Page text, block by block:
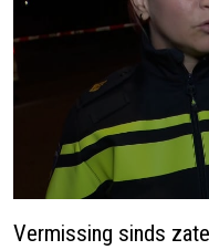
Vermissing sinds